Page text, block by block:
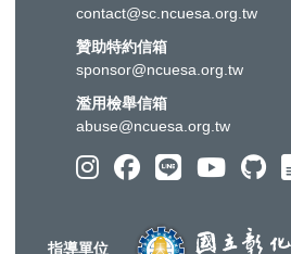
contact@sc.ncuesa.org.tw
贊助特約信箱
sponsor@ncuesa.org.tw
濫用檢舉信箱
abuse@ncuesa.org.tw
指導單位